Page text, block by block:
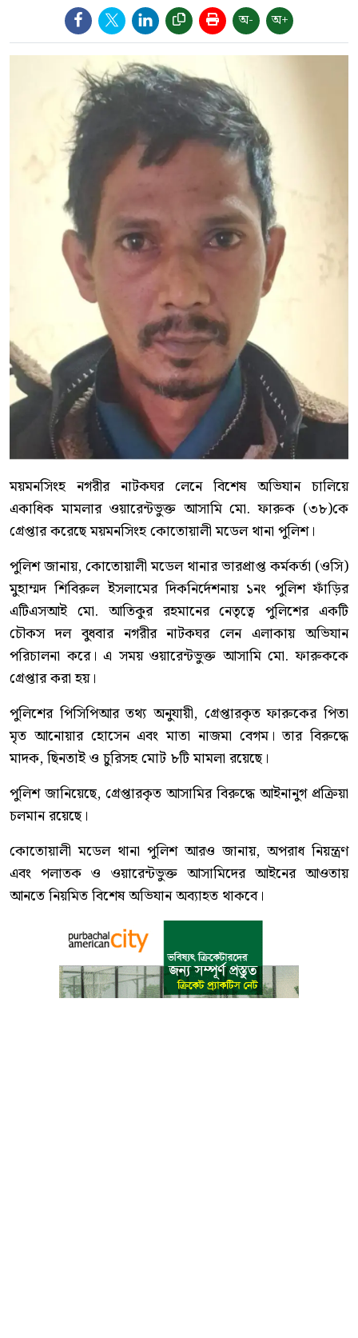
অ- অ+
ময়মনসিংহ নগরীর নাটকঘর লেনে বিশেষ অভিযান চালিয়ে
একাধিক মামলার ওয়ারেন্টভুক্ত আসামি মো. ফারুক (৩৮)কে
গ্রেপ্তার করেছে ময়মনসিংহ কোতোয়ালী মডেল থানা পুলিশ।
পুলিশ জানায়, কোতোয়ালী মডেল থানার ভারপ্রাপ্ত কর্মকর্তা (ওসি)
মুহাম্মদ শিবিরুল ইসলামের দিকনির্দেশনায় ১নং পুলিশ ফাঁড়ির
এটিএসআই মো. আতিকুর রহমানের নেতৃত্বে পুলিশের একটি
চৌকস দল বুধবার নগরীর নাটকঘর লেন এলাকায় অভিযান
পরিচালনা করে। এ সময় ওয়ারেন্টভুক্ত আসামি মো. ফারুককে
গ্রেপ্তার করা হয়।
পুলিশের পিসিপিআর তথ্য অনুযায়ী, গ্রেপ্তারকৃত ফারুকের পিতা
মৃত আনোয়ার হোসেন এবং মাতা নাজমা বেগম। তার বিরুদ্ধে
মাদক, ছিনতাই ও চুরিসহ মোট ৮টি মামলা রয়েছে।
পুলিশ জানিয়েছে, গ্রেপ্তারকৃত আসামির বিরুদ্ধে আইনানুগ প্রক্রিয়া
চলমান রয়েছে।
কোতোয়ালী মডেল থানা পুলিশ আরও জানায়, অপরাধ নিয়ন্ত্রণ
এবং পলাতক ও ওয়ারেন্টভুক্ত আসামিদের আইনের আওতায়
আনতে নিয়মিত বিশেষ অভিযান অব্যাহত থাকবে।